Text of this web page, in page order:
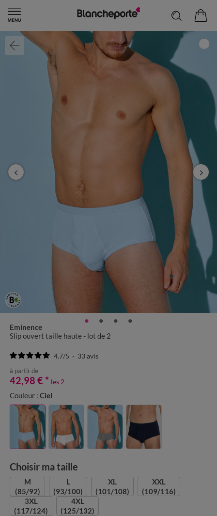
Eminence
Slip ouvert taille haute - lot de 2
4.7/5 - 33avis
à partir de
42,98 € * les 2
Couleur : Ciel
Choisir ma taille
M
(85/92)
L
(93/100)
XL
(101/108)
XXL
(109/116)
3XL
(117/124)
4XL
(125/132)